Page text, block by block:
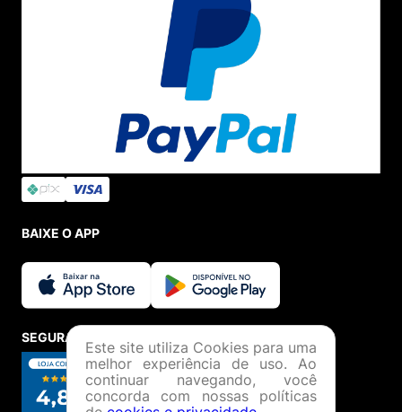
BAIXE O APP
SEGURANÇA E CREDIBILIDADE
Este site utiliza Cookies para uma
melhor experiência de uso. Ao
continuar navegando, você
concorda com nossas políticas